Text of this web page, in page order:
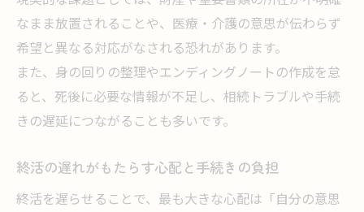
なまま放置されることや、医療・介護の意思が伝わらず
希望と異なる対応がなされる恐れがあります。
また、身の回りの整理やエンディングノートの作成を怠
ると、死後に必要な情報が不足し、相続トラブルや手続
きの遅延につながることも多いです。
終活の遅れがもたらす心配と手続きの負担
終活を遅らせることで、最も大きな心配は「自分の意思